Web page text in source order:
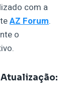
com a
AZ Forum.
o